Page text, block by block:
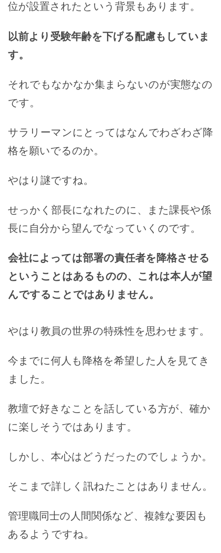
位が設置されたという背景もあります。
以前より受験年齢を下げる配慮もしていま
す。
それでもなかなか集まらないのが実態なの
です。
サラリーマンにとってはなんでわざわざ降
格を願いでるのか。
やはり謎ですね。
せっかく部長になれたのに、また課長や係
長に自分から望んでなっていくのです。
会社によっては部署の責任者を降格させる
ということはあるものの、これは本人が望
んですることではありません。
やはり教員の世界の特殊性を思わせます。
今までに何人も降格を希望した人を見てき
ました。
教壇で好きなことを話している方が、確か
に楽しそうではあります。
しかし、本心はどうだったのでしょうか。
そこまで詳しく訊ねたことはありません。
管理職同士の人間関係など、複雑な要因も
あるようですね。